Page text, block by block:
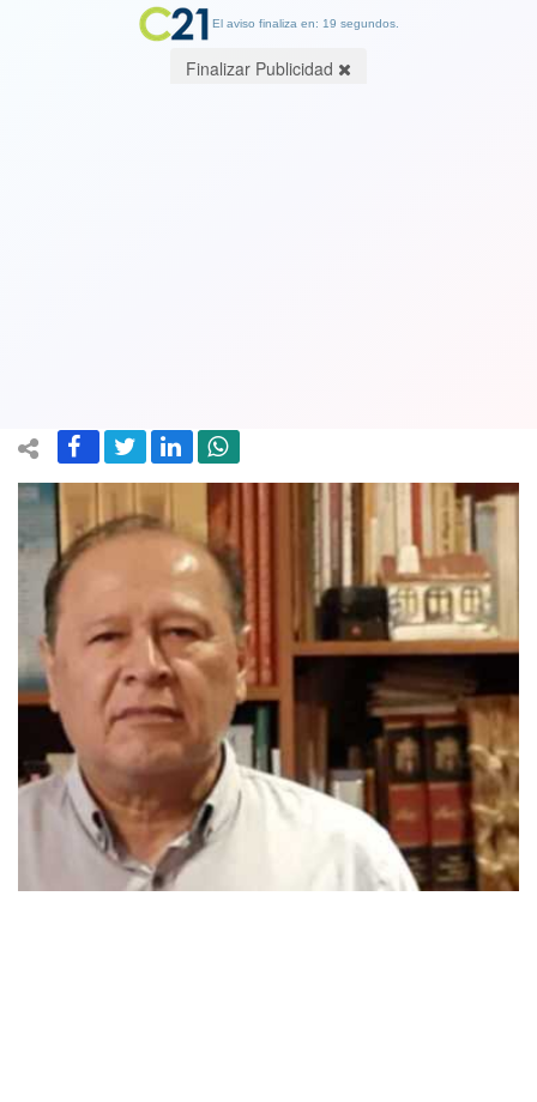
El aviso finaliza en: 19 segundos.
Finalizar Publicidad